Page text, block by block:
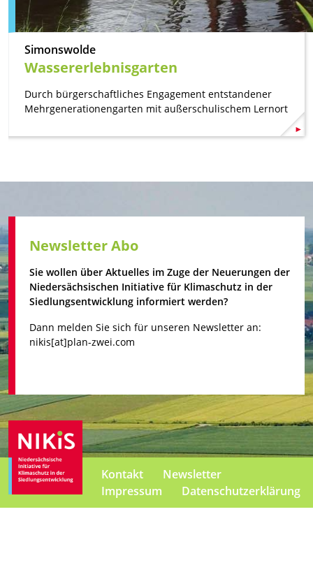
Simonswolde
Wassererlebnisgarten
Durch bürgerschaftliches Engagement entstandener
Mehrgenerationengarten mit außerschulischem Lernort
Newsletter Abo
Sie wollen über Aktuelles im Zuge der Neuerungen der
Niedersächsischen Initiative für Klimaschutz in der
Siedlungsentwicklung informiert werden?
Dann melden Sie sich für unseren Newsletter an:
nikis[at]plan-zwei.com
Kontakt
Newsletter
Impressum
Datenschutzerklärung